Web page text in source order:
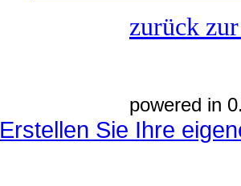
zurück
powered in
Erstellen Sie Ihre